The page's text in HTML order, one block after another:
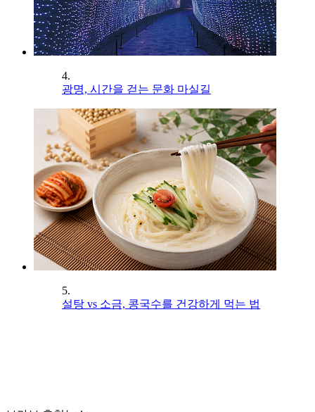
4.
광명, 시간을 걷는 문화 마실길
5.
설탕 vs 소금, 콩국수를 건강하게 먹는 법